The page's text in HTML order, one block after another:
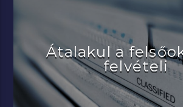
Átalakul a
felvételi